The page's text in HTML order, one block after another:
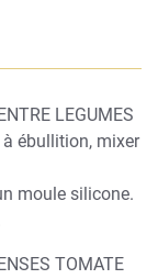
LEGUMES
à ébullition, mixer
moule silicone.
TOMATE